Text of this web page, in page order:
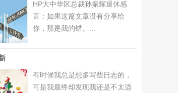
HP大中华区总裁孙振耀退休感
言：如果这篇文章没有分享给
你，那是我的错。...
有时候我总是想多写些日志的，
可是我最终却发现我还是不太适